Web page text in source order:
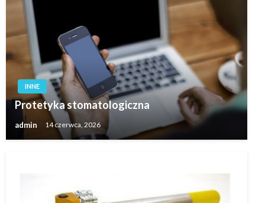
INNE
Protetyka stomatologiczna
admin 14 czerwca, 2026